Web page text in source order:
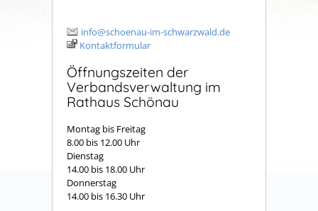
info@schoenau-im-schwarzwald.de
Kontaktformular
Öffnungszeiten der
Verbandsverwaltung im
Rathaus Schönau
Montag bis Freitag
8.00 bis 12.00 Uhr
Dienstag
14.00 bis 18.00 Uhr
Donnerstag
14.00 bis 16.30 Uhr